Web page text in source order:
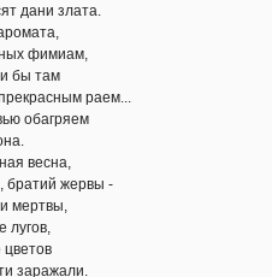
злата.
фимиам,
там
раем...
весна,
жервы -